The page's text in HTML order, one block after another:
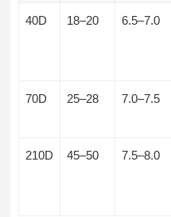
40D 18–20 6.5–7.0
70D 25–28 7.0–7.5
210D 45–50 7.5–8.0